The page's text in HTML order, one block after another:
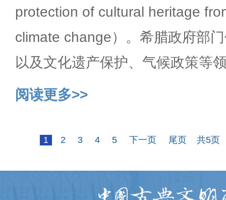
protection of cultural heritage
climate change）。希腊政府部
以及文化遗产保护、气候政策等
阅读更多>>
1 2 3 4 5 下一页 尾页 共5页